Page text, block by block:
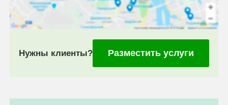
Нужны клиенты? Разместить услуги